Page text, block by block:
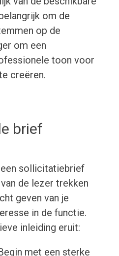
om de
op de
om een
toon voor
creëren.
brief
sollicitatiebrief
de lezer trekken
geven van je
in de functie.
inleiding eruit:
met een sterke